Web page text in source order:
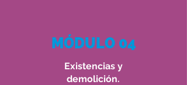
MÓDULO 04
Existenciasy
demolición.